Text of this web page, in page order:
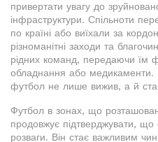
привертати увагу до
інфраструктури. Спільноти
по країні або виїхали за
різноманітні заходи та
рідних команд, передаючи їм
обладнання або медикаменти.
футбол не лише вижив, а й
Футбол в зонах, що
продовжує підтверджувати,
розваги. Він стає важливим